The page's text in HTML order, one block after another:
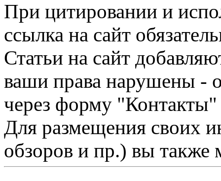
При цитировании и
ссылка на сайт
Статьи на сайт
ваши права нарушены -
через форму "Контакты"
Для размещения своих
обзоров и пр.) вы также